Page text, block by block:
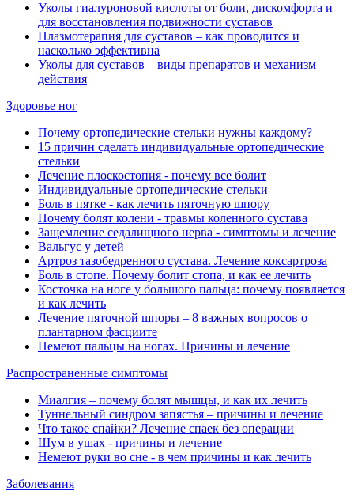
Уколы гиалуроновой кислоты от боли, дискомфорта и
для восстановления подвижности суставов
Плазмотерапия для суставов ‒ как проводится и
насколько эффективна
Уколы для суставов ‒ виды препаратов и механизм
действия
Здоровье ног
Почему ортопедические стельки нужны каждому?
15 причин сделать индивидуальные ортопедические
стельки
Лечение плоскостопия - почему все болит
Индивидуальные ортопедические стельки
Боль в пятке - как лечить пяточную шпору
Почему болят колени - травмы коленного сустава
Защемление седалищного нерва - симптомы и лечение
Вальгус у детей
Артроз тазобедренного сустава. Лечение коксартроза
Боль в стопе. Почему болит стопа, и как ее лечить
Косточка на ноге у большого пальца: почему появляется
и как лечить
Лечение пяточной шпоры – 8 важных вопросов о
плантарном фасциите
Немеют пальцы на ногах. Причины и лечение
Распространенные симптомы
Миалгия ‒ почему болят мышцы, и как их лечить
Туннельный синдром запястья ‒ причины и лечение
Что такое спайки? Лечение спаек без операции
Шум в ушах - причины и лечение
Немеют руки во сне - в чем причины и как лечить
Заболевания